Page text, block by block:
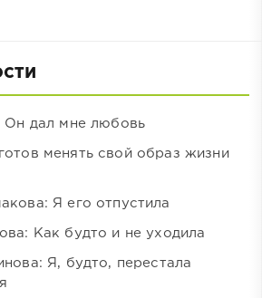
Он дал мне любовь
менять свой образ жизни
Я его отпустила
Как будто и не уходила
Я, будто, перестала